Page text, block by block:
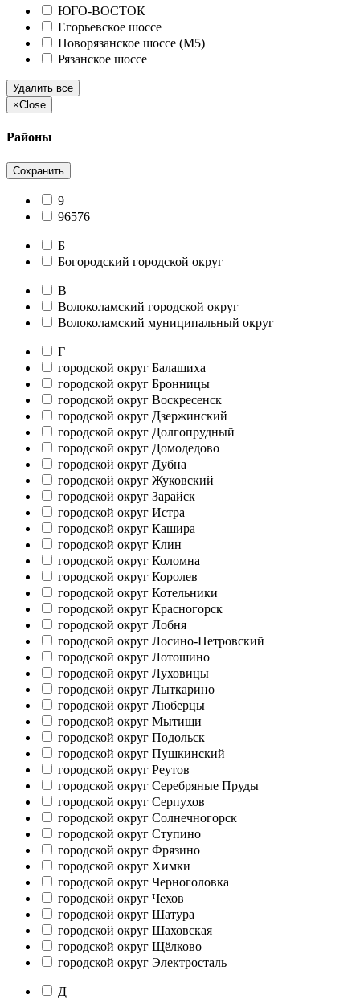
ЮГО-ВОСТОК
Егорьевское шоссе
Новорязанское шоссе (М5)
Рязанское шоссе
Удалить все
×Close
Районы
Сохранить
9
96576
Б
Богородский городской округ
В
Волоколамский городской округ
Волоколамский муниципальный округ
Г
городской округ Балашиха
городской округ Бронницы
городской округ Воскресенск
городской округ Дзержинский
городской округ Долгопрудный
городской округ Домодедово
городской округ Дубна
городской округ Жуковский
городской округ Зарайск
городской округ Истра
городской округ Кашира
городской округ Клин
городской округ Коломна
городской округ Королев
городской округ Котельники
городской округ Красногорск
городской округ Лобня
городской округ Лосино-Петровский
городской округ Лотошино
городской округ Луховицы
городской округ Лыткарино
городской округ Люберцы
городской округ Мытищи
городской округ Подольск
городской округ Пушкинский
городской округ Реутов
городской округ Серебряные Пруды
городской округ Серпухов
городской округ Солнечногорск
городской округ Ступино
городской округ Фрязино
городской округ Химки
городской округ Черноголовка
городской округ Чехов
городской округ Шатура
городской округ Шаховская
городской округ Щёлково
городской округ Электросталь
Д